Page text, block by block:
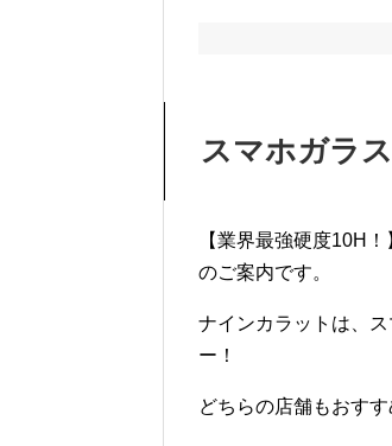
スマホガラ
【業界最強硬度10H
のご案内です。
ナインカラットは、
ー！
どちらの店舗もおすす